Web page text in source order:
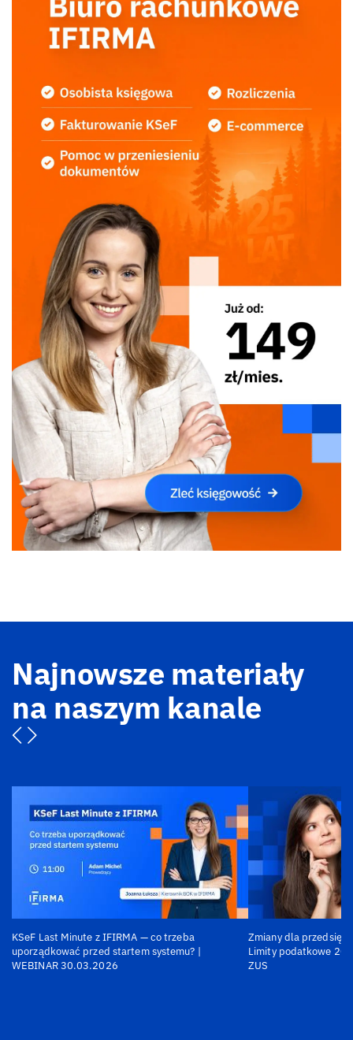
Najnowsze materiały
na naszym kanale
KSeF Last Minute z IFIRMA — co trzeba
uporządkować przed startem systemu? |
WEBINAR 30.03.2026
Zmiany dla
Limity podatkowe
ZUS